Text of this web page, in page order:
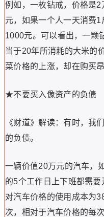
例如，一枚钻戒，价格是
元，如果一个人一天消费
1000元。可以看出，一颗
当于20年所消耗的大米的
菜价格的上涨，却在购买
★不要买入像资产的负债
《财道》解读：有时，我
的负债。
一辆价值20万元的汽车，
的5个工作日上下班都需
对汽车价格的使用成本为
次，相对于汽车价格的每